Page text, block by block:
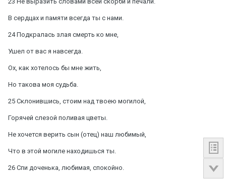
В сердцах и памяти всегда ты с нами.
24 Подкралась злая смерть ко мне,
Ушел от вас я навсегда.
Ох, как хотелось бы мне жить,
Но такова моя судьба.
25 Склонившись, стоим над твоею могилой,
Горячей слезой поливая цветы.
Не хочется верить сын (отец) наш любимый,
Что в этой могиле находишься ты.
26 Спи доченька, любимая, спокойно.